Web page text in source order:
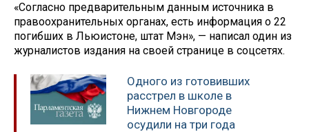
«Согласно предварительным данным источника в
правоохранительных органах, есть информация о 22
погибших в Льюистоне, штат Мэн», — написал один из
журналистов издания на своей странице в соцсетях.
Одного из готовивших
расстрел в школе в
Нижнем Новгороде
осудили на три года